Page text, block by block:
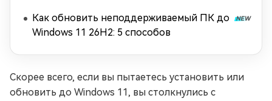
Как обновить неподдерживаемый ПК до
Windows 11 26H2: 5 способов
Скорее всего, если вы пытаетесь установить или
обновить до Windows 11, вы столкнулись с